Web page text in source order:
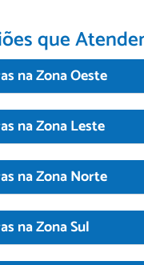
que
na Zona Oeste
na Zona Leste
na Zona Norte
na Zona Sul